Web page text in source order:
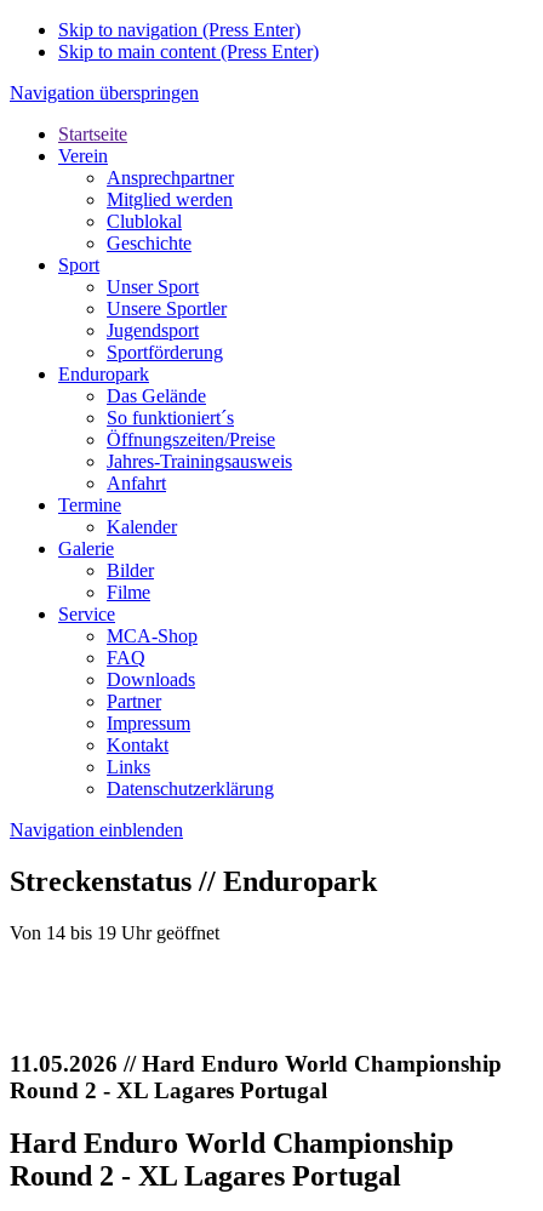
Skip to navigation (Press Enter)
Skip to main content (Press Enter)
Navigation überspringen
Startseite
Verein
Ansprechpartner
Mitglied werden
Clublokal
Geschichte
Sport
Unser Sport
Unsere Sportler
Jugendsport
Sportförderung
Enduropark
Das Gelände
So funktioniert´s
Öffnungszeiten/Preise
Jahres-Trainingsausweis
Anfahrt
Termine
Kalender
Galerie
Bilder
Filme
Service
MCA-Shop
FAQ
Downloads
Partner
Impressum
Kontakt
Links
Datenschutzerklärung
Navigation einblenden
Streckenstatus // Enduropark
Von 14 bis 19 Uhr geöffnet
11.05.2026 // Hard Enduro World Championship
Round 2 - XL Lagares Portugal
Hard Enduro World Championship
Round 2 - XL Lagares Portugal